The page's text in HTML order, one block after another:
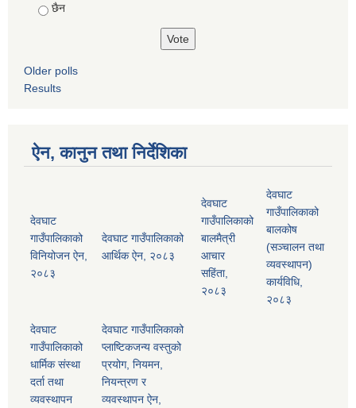
छैन
Older polls
Results
ऐन, कानुन तथा निर्देशिका
देवघाट
गाउँपालिकाको
विनियोजन ऐन,
२०८३
देवघाट गाउँपालिकाको
आर्थिक ऐन, २०८३
देवघाट
गाउँपालिकाको
बालमैत्री
आचार
सहिंता,
२०८३
देवघाट
गाउँपालिकाको
बालकोष
(सञ्चालन तथा
व्यवस्थापन)
कार्यविधि,
२०८३
देवघाट
गाउँपालिकाको
धार्मिक संस्था
दर्ता तथा
व्यवस्थापन
देवघाट गाउँपालिकाको
प्लाष्टिकजन्य वस्तुको
प्रयोग, नियमन,
नियन्त्रण र
व्यवस्थापन ऐन,